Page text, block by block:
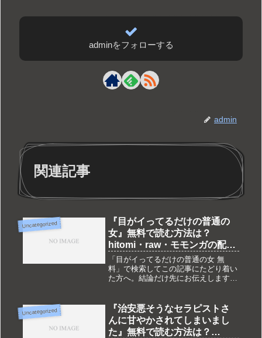
adminをフォローする
admin
関連記事
Uncategorized
『目がイってるだけの普通の
女』無料で読む方法は？
hitomi・raw・モモンガの配信
状況も調査
「目がイってるだけの普通の女 無
料」で検索してこの記事にたどり着い
た方へ。結論だけ先にお伝えします。
モモンガ・pdf・zipなどでは配信され
ておらず、完全無...
Uncategorized
『治安悪そうなセラピストさ
んに甘やかされてしまいまし
た』無料で読む方法は？